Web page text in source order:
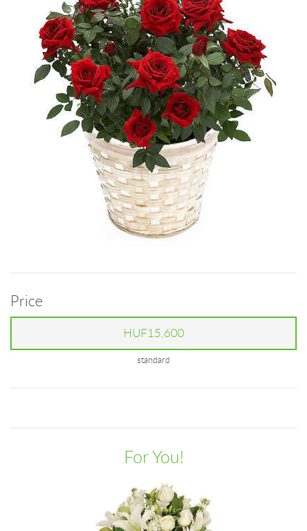
Price
HUF15,600
standard
For You!